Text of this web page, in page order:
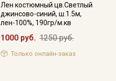
Лен костюмный цв.Светлый
джинсово-синий, ш.1.5м,
лен-100%, 190гр/м.кв
1000 руб. 1250 руб.
Только онлайн-заказ